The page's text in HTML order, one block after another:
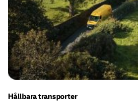
Hållbara transporter